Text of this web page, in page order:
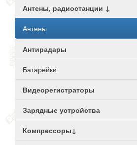
Антены, радиостанции ↓
Антены
Антирадары
Батарейки
Видеорегистраторы
Зарядные устройства
Компрессоры↓